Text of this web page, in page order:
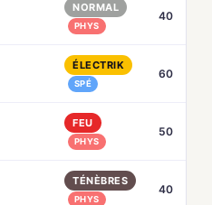
NORMAL
PHYS
40
ÉLECTRIK
SPÉ
60
FEU
PHYS
50
TÉNÈBRES
PHYS
40